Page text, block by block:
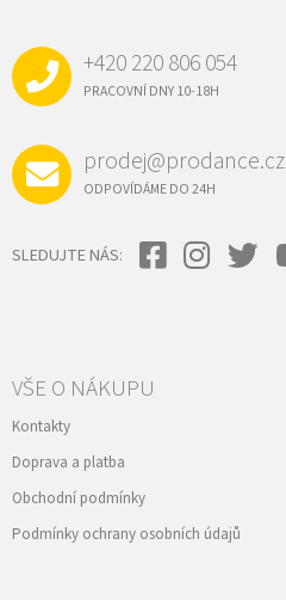
+420 220 806 054
PRACOVNÍ DNY 10-18H
prodej@prodance.cz
ODPOVÍDÁME DO 24H
SLEDUJTE NÁS:
VŠE O NÁKUPU
Kontakty
Doprava a platba
Obchodní podmínky
Podmínky ochrany osobních údajů